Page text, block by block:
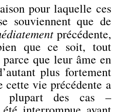
pour laquelle ces
souviennent que de
précédente,
que ce soit, tout
que leur âme en
plus fortement
cette vie précédente a
des cas –